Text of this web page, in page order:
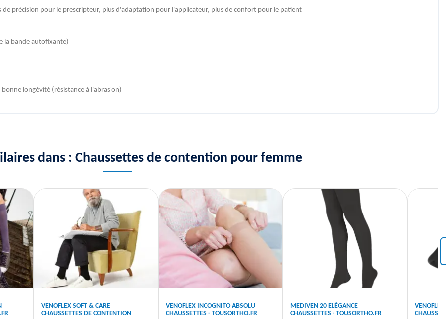
précision pour le prescripteur, plus d'adaptation pour l'applicateur, plus de confort pour le patient
la bande autofixante)
longévité (résistance à l'abrasion)
dans : Chaussettes de contention pour femme
VENOFLEX SOFT & CARE
CHAUSSETTES DE CONTENTION
VENOFLEX INCOGNITO ABSOLU
CHAUSSETTES - TOUSORTHO.FR
MEDIVEN 20 ELÉGANCE
CHAUSSETTES - TOUSORTHO.FR
VENOFLEX